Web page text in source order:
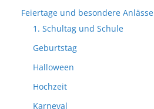
Feiertage und besondere Anlässe
1. Schultag und Schule
Geburtstag
Halloween
Hochzeit
Karneval